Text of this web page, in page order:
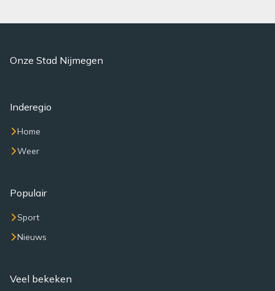
Onze Stad Nijmegen
Inderegio
Home
Weer
Populair
Sport
Nieuws
Veel bekeken